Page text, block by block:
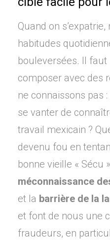
Quand on
habitudes
bouleversées. Il
composer avec des
ne connaissons pas
se vanter de
travail mexicain ?
devenu fou en
bonne vieille « Sécu
méconnaissance
et la barrière de la
et font de nous une
fraudeurs, en